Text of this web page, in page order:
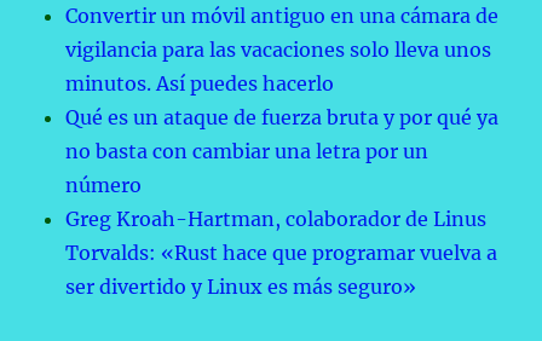
Convertir un móvil antiguo en una cámara de
vigilancia para las vacaciones solo lleva unos
minutos. Así puedes hacerlo
Qué es un ataque de fuerza bruta y por qué ya
no basta con cambiar una letra por un
número
Greg Kroah-Hartman, colaborador de Linus
Torvalds: «Rust hace que programar vuelva a
ser divertido y Linux es más seguro»